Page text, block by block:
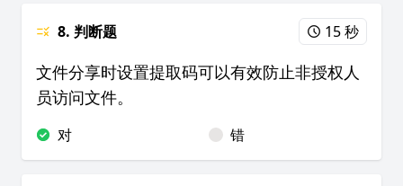
8. 判断题 15 秒
文件分享时设置提取码可以有效防止非授权人
员访问文件。
对 错